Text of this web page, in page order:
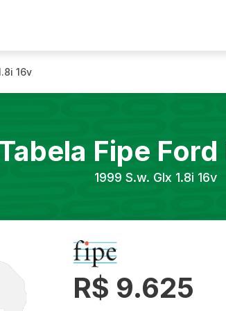
16v
Fipe Ford
1999 S.w. Glx 1.8i 16v
R$ 9.625